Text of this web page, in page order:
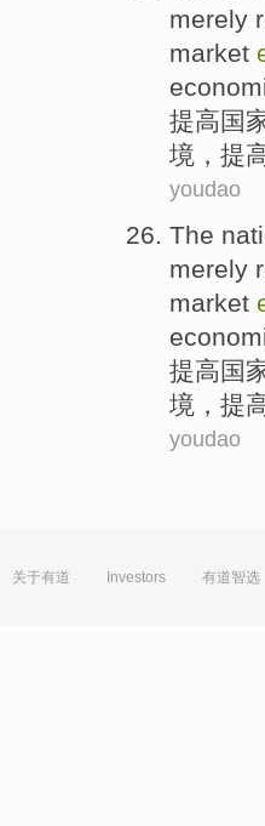
merely
market
提高国
境 ，提
youdao
The
merely
market
提高国
境 ，提
youdao
关于有道 Investors 有道智选